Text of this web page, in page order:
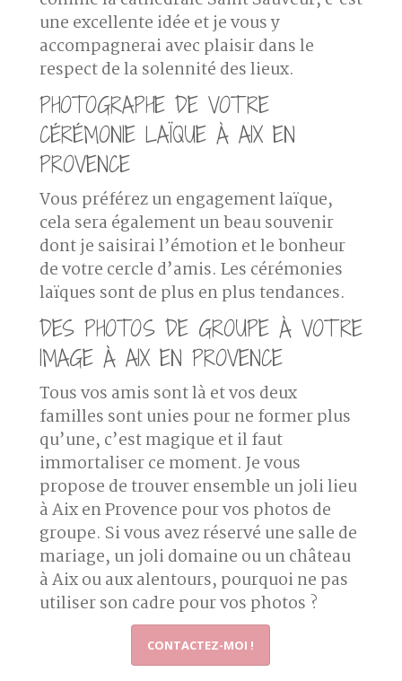
une excellente idée et je vous y
accompagnerai avec plaisir dans le
respect de la solennité des lieux.
PHOTOGRAPHE DE VOTRE
CÉRÉMONIE LAÏQUE À AIX EN
PROVENCE
Vous préférez un engagement laïque,
cela sera également un beau souvenir
dont je saisirai l’émotion et le bonheur
de votre cercle d’amis. Les cérémonies
laïques sont de plus en plus tendances.
DES PHOTOS DE GROUPE À VOTRE
IMAGE À AIX EN PROVENCE
Tous vos amis sont là et vos deux
familles sont unies pour ne former plus
qu’une, c’est magique et il faut
immortaliser ce moment. Je vous
propose de trouver ensemble un joli lieu
à Aix en Provence pour vos photos de
groupe. Si vous avez réservé une salle de
mariage, un joli domaine ou un château
à Aix ou aux alentours, pourquoi ne pas
utiliser son cadre pour vos photos ?
CONTACTEZ-MOI !